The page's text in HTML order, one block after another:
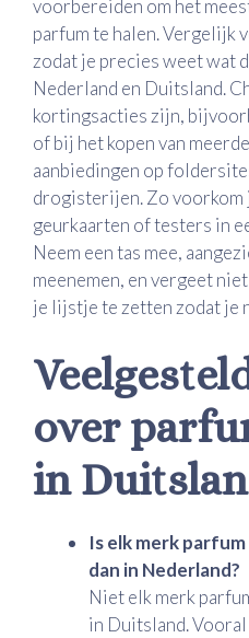
voorbereiden om het
parfum te halen. Vergelijk
zodat je precies weet wat
Nederland en Duitsland.
kortingsacties zijn,
of bij het kopen van
aanbiedingen op
drogisterijen. Zo
geurkaarten of testers in
Neem een tas mee,
meenemen, en vergeet
je lijstje te zetten zodat je
over
in
Is elk merk
dan in Nederland?
Niet elk merk
in Duitsland.